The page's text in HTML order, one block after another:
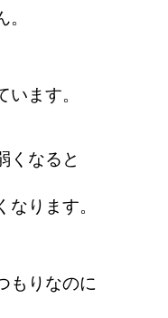
ます。
くなると
ります。
もりなのに